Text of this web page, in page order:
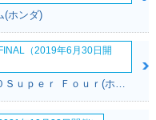
(ホンダ)
（2019年6月30日開